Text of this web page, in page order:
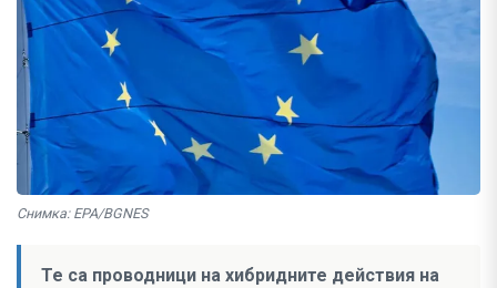
Снимка: EPA/BGNES
Те са проводници на хибридните действия на